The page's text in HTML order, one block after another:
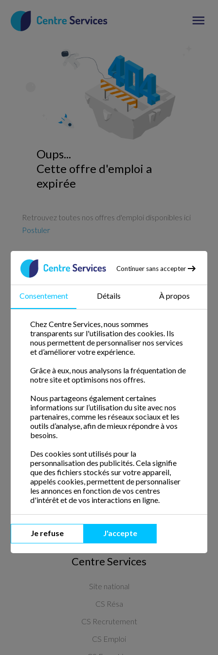
Continuer sans accepter
Consentement Détails À propos
Chez Centre Services, nous sommes
transparents sur l'utilisation des cookies. Ils
nous permettent de personnaliser nos services
et d’améliorer votre expérience.
Grâce à eux, nous analysons la fréquentation de
notre site et optimisons nos offres.
Nous partageons également certaines
informations sur l’utilisation du site avec nos
partenaires, comme les réseaux sociaux et les
outils d’analyse, afin de mieux répondre à vos
besoins.
Des cookies sont utilisés pour la
personnalisation des publicités. Cela signifie
que des fichiers stockés sur votre appareil,
appelés cookies, permettent de personnaliser
les annonces en fonction de vos centres
d'intérêt et de vos interactions en ligne.
Je refuse J'accepte
Oups...
Cette offre d'emploi a
expirée
Retrouvez toutes nos offres d'emploi disponibles ici
Postuler
Services à domicile depuis 2005
Nous comptons avec nous des intervenants de ménage qui
Informations
Actualités
Questions fréquentes
Blog
Le fonctionnement
Crédit d'impôt
Avance du crédit d'impôt
CESU
Nous écrire
Centre Services
Site national
CS Résa
CS Recrutement
CS Emploi